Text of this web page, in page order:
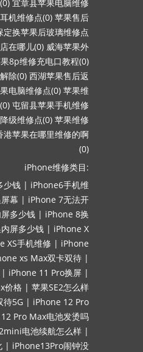
宜章县苹果电脑维修
机维修点(0) 苹果售后
定换苹果后玻璃维修点
在哪儿(0) 威海苹果外
8p维修充电口教程(0)
除(0) 西湖苹果售后返
电脑维修点(0) 苹果维
屯留县苹果手机维修
级维修点(0) 苹果维修
港苹果在哪里维修的啊
(0)
iPhone维修类目:
少钱 | iPhone6手机维
幕 | iPhone 7无法开
多少钱 | iPhone 8换
屏多少钱 | iPhone X
XS手机维修 | iPhone
xs Max双卡双待 |
| iPhone 11 Pro换屏 |
价格 | 苹果SE2怎么样
待5G | iPhone 12 Pro
Pro Max电池发烫吗
电池续航怎么样 |
| iPhone13Pro闹钟没